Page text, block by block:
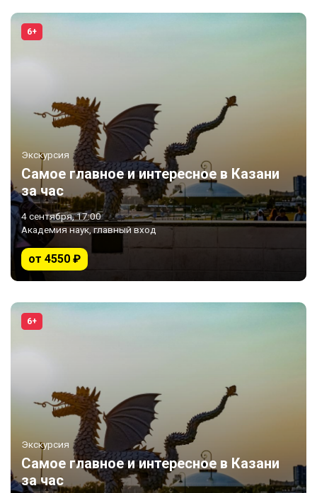
6+
Экскурсия
Самое главное и интересное в Казани
за час
4 сентября, 17:00
Академия наук, главный вход
от 4550 ₽
6+
Экскурсия
Самое главное и интересное в Казани
за час